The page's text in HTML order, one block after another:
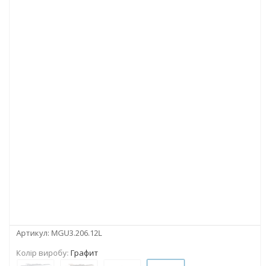
Артикул: MGU3.206.12L
Колір виробу: Графит